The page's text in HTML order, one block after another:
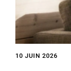
10 JUIN 2026